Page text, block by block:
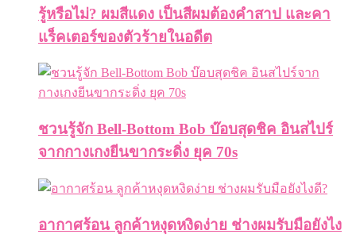
รู้หรือไม่? ผมสีแดง เป็นสีผมต้องคำสาป และคา
แร็คเตอร์ของตัวร้ายในอดีต
ชวนรู้จัก Bell-Bottom Bob บ๊อบสุดชิค อินสไปร์
จากกางเกงยีนขากระดิ่ง ยุค 70s
อากาศร้อน ลูกค้าหงุดหงิดง่าย ช่างผมรับมือยังไง